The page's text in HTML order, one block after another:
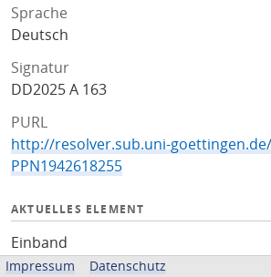
Sprache
Deutsch
Signatur
DD2025 A 163
PURL
http://resolver.sub.uni-
PPN1942618255
AKTUELLES ELEMENT
Einband
Impressum Datenschutz